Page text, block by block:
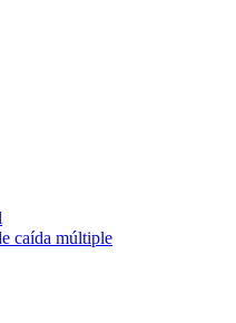
caída múltiple